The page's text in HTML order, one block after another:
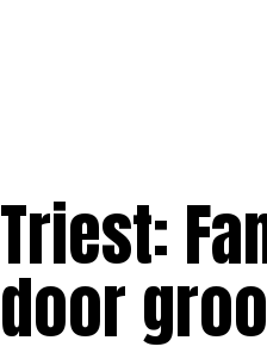
Triest:
door